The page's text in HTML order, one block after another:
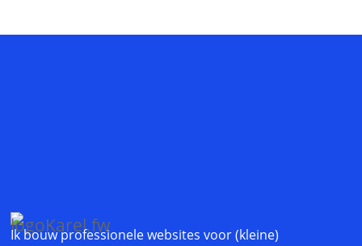
Ik bouw professionele websites voor (kleine)